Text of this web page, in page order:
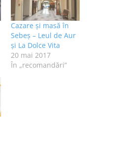
Cazare și masă în
Sebeș – Leul de Aur
și La Dolce Vita
20 mai 2017
În „recomandări”